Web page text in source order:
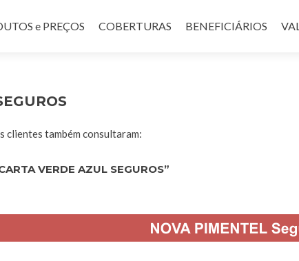
e PREÇOS COBERTURAS BENEFICIÁRIOS
clientes também consultaram:
VERDE AZUL SEGUROS”